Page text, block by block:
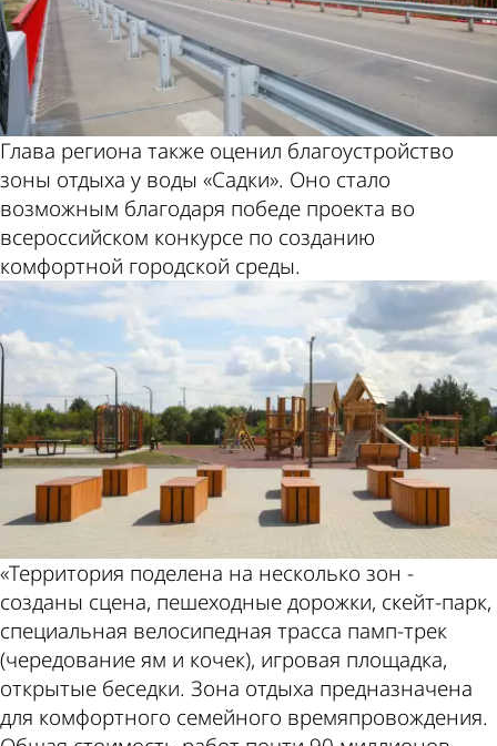
Глава региона также оценил благоустройство
зоны отдыха у воды «Садки». Оно стало
возможным благодаря победе проекта во
всероссийском конкурсе по созданию
комфортной городской среды.
«Территория поделена на несколько зон -
созданы сцена, пешеходные дорожки, скейт-парк,
специальная велосипедная трасса памп-трек
(чередование ям и кочек), игровая площадка,
открытые беседки. Зона отдыха предназначена
для комфортного семейного времяпровождения.